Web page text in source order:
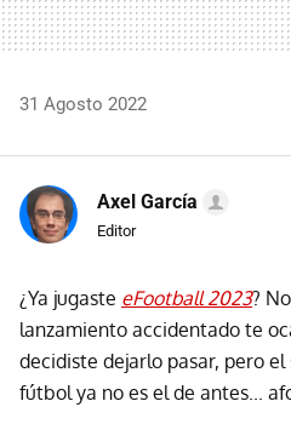
31 Agosto 2022
Axel García
Editor
¿Ya jugaste eFootball 2023?
lanzamiento accidentado te
decidiste dejarlo pasar, pero
fútbol ya no es el de antes...